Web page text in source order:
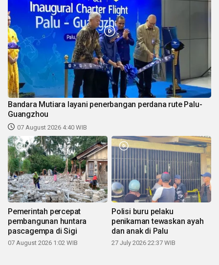
Bandara Mutiara layani penerbangan perdana rute Palu-
Guangzhou
07 August 2026 4:40 WIB
Pemerintah percepat
pembangunan huntara
pascagempa di Sigi
07 August 2026 1:02 WIB
Polisi buru pelaku
penikaman tewaskan ayah
dan anak di Palu
27 July 2026 22:37 WIB